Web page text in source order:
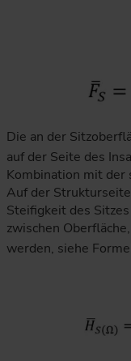
Die an der
auf der Seite des
Kombination mit der
Auf der
Steifigkeit des
zwischen
werden, siehe